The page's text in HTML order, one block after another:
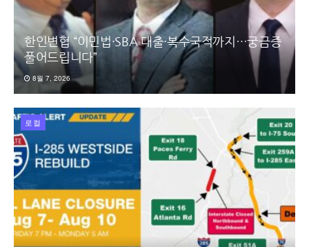
한인변협 “이민법·SBA 대출·복수국적까지…궁금증
풀어드립니다”
8월 7, 2026
로컬